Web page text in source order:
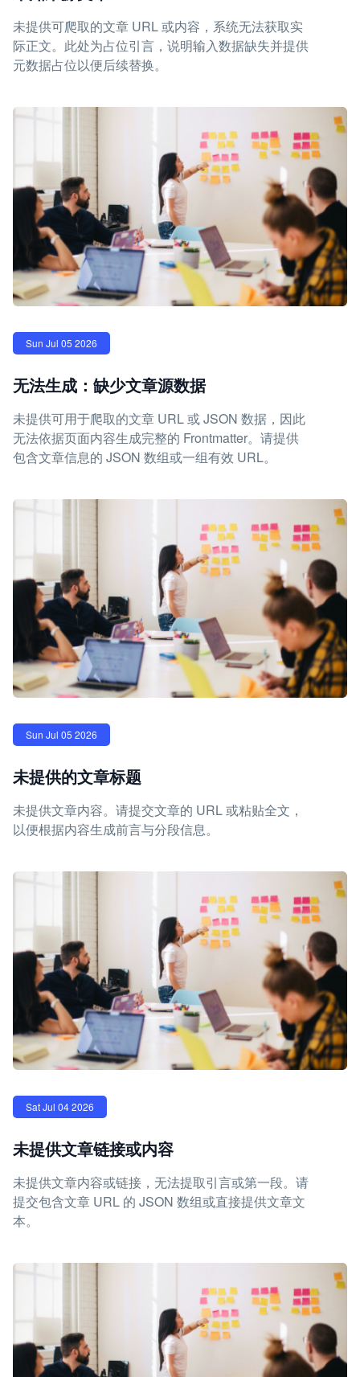
未提供可爬取的文章 URL 或内容，系统无法获取实
际正文。此处为占位引言，说明输入数据缺失并提供
元数据占位以便后续替换。
Sun Jul 05 2026
无法生成：缺少文章源数据
未提供可用于爬取的文章 URL 或 JSON 数据，因此
无法依据页面内容生成完整的 Frontmatter。请提供
包含文章信息的 JSON 数组或一组有效 URL。
Sun Jul 05 2026
未提供的文章标题
未提供文章内容。请提交文章的 URL 或粘贴全文，
以便根据内容生成前言与分段信息。
Sat Jul 04 2026
未提供文章链接或内容
未提供文章内容或链接，无法提取引言或第一段。请
提交包含文章 URL 的 JSON 数组或直接提供文章文
本。